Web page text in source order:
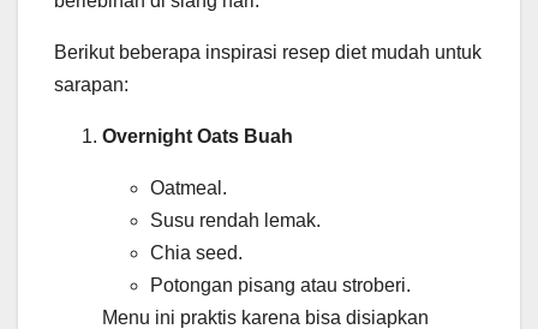
Berikut beberapa inspirasi resep diet mudah untuk
sarapan:
Overnight Oats Buah
Oatmeal.
Susu rendah lemak.
Chia seed.
Potongan pisang atau stroberi.
Menu ini praktis karena bisa disiapkan